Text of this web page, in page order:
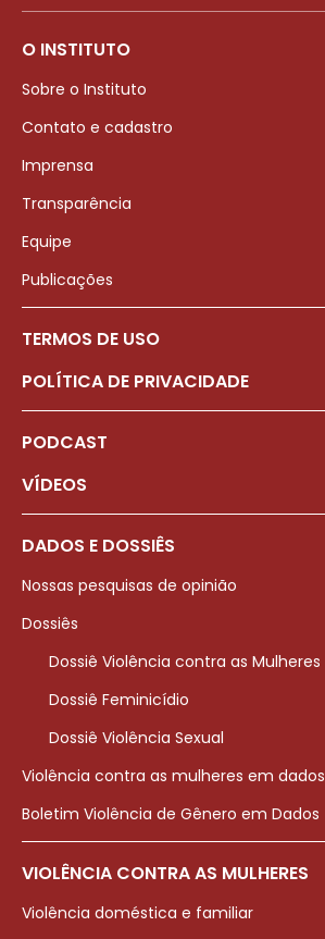
O INSTITUTO
Sobre o Instituto
Contato e cadastro
Imprensa
Transparência
Equipe
Publicações
TERMOS DE USO
POLÍTICA DE PRIVACIDADE
PODCAST
VÍDEOS
DADOS E DOSSIÊS
Nossas pesquisas de opinião
Dossiês
Dossiê Violência contra as Mulheres
Dossiê Feminicídio
Dossiê Violência Sexual
Violência contra as mulheres em dados
Boletim Violência de Gênero em Dados
VIOLÊNCIA CONTRA AS MULHERES
Violência doméstica e familiar